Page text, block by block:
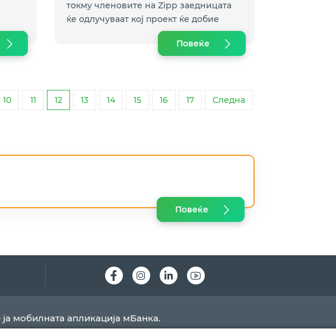
токму членовите на Zipp заедницата
ќе одлучуваат кој проект ќе добие
најголема поддршка.
Повеќе
10 11 12 13 14 15 16 17 Следна
Повеќе
Instagram
LinkedInYoutube
мобилната апликација мБанка.